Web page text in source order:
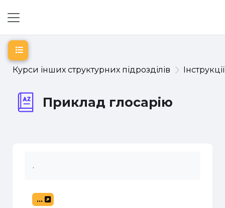
Курси інших структурних підрозділів
Приклад глосарію
Відкритий покажчик курсу
.
...
Експорт записів